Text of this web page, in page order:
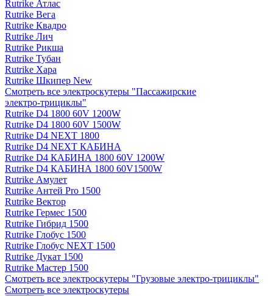
Rutrike Атлас
Rutrike Вега
Rutrike Квадро
Rutrike Лич
Rutrike Рикша
Rutrike Тубан
Rutrike Хара
Rutrike Шкипер New
Смотреть все электро­скутеры "Пассажирские
электро‑трициклы"
Rutrike D4 1800 60V 1200W
Rutrike D4 1800 60V 1500W
Rutrike D4 NEXT 1800
Rutrike D4 NEXT КАБИНА
Rutrike D4 КАБИНА 1800 60V 1200W
Rutrike D4 КАБИНА 1800 60V1500W
Rutrike Амулет
Rutrike Антей Pro 1500
Rutrike Вектор
Rutrike Гермес 1500
Rutrike Гибрид 1500
Rutrike Глобус 1500
Rutrike Глобус NEXT 1500
Rutrike Дукат 1500
Rutrike Мастер 1500
Смотреть все электро­скутеры "Грузовые электро‑трициклы"
Смотреть все электро­скутеры